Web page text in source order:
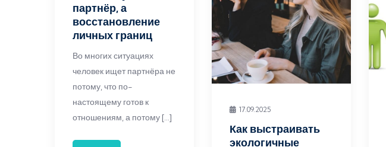
партнёр, а
восстановление
личных границ
Во многих ситуациях
человек ищет партнёра не
потому, что по-
настоящему готов к
отношениям, а потому […]
17.09.2025
Как выстраивать
экологичные